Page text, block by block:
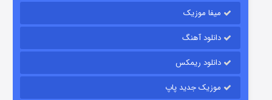
قسمت
میفا موزیک
دانلود آهنگ
دانلود ریمکس
موزیک جدید پاپ